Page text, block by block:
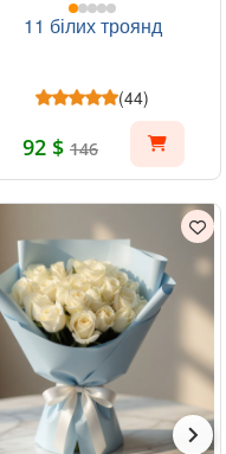
11 білих троянд
(44)
92 $ 146